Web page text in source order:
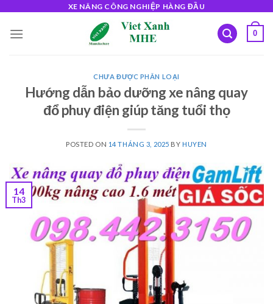
content
XE NÂNG CÔNG NGHIỆP HÀNG ĐẦU
0
CHƯA ĐƯỢC PHÂN LOẠI
Hướng dẫn bảo dưỡng xe nâng quay
đổ phuy điện giúp tăng tuổi thọ
POSTED ON 14 THÁNG 3, 2025 BY HUYEN
14
Th3